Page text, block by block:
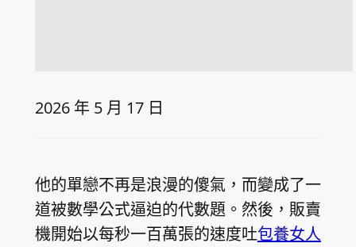
2026 年 5 月 17 日
他的單戀不再是浪漫的傻氣，而變成了一
道被數學公式逼迫的代數題。然後，販賣
機開始以每秒一百萬張的速度吐包養女人